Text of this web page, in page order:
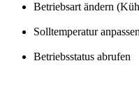
Betriebsart ändern
Solltemperatur anpassen
Betriebsstatus abrufen